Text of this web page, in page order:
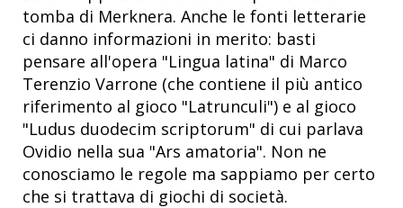
tomba di Merknera. Anche le fonti letterarie
ci danno informazioni in merito: basti
pensare all'opera "Lingua latina" di Marco
Terenzio Varrone (che contiene il più antico
riferimento al gioco "Latrunculi") e al gioco
"Ludus duodecim scriptorum" di cui parlava
Ovidio nella sua "Ars amatoria". Non ne
conosciamo le regole ma sappiamo per certo
che si trattava di giochi di società.